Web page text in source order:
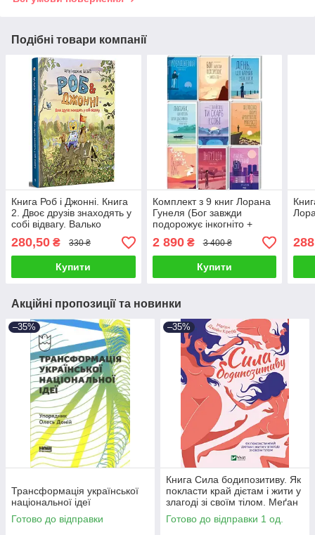
Подібні товари компанії
Книга Роб і Джонні. Книга
2. Двоє друзів знаходять у
собі відвагу. Валько
280,50 ₴ 330 ₴
Купити
Комплект з 9 книг Лорана
Гунеля (Бог завжди
подорожує інкогніто +
День, що навчив мене
жити + Інтуїція та ін.)
2 890₴ 3 400 ₴
Купити
288
Акційні пропозиції та новинки
–35%
Трансформація української
національної ідеї
Готово до відправки
–35%
Книга Сила бодипозитиву. Як
покласти край дієтам і жити у
злагоді зі своїм тілом. Меґан
Джейн Кребб
Готово до відправки 1 од.